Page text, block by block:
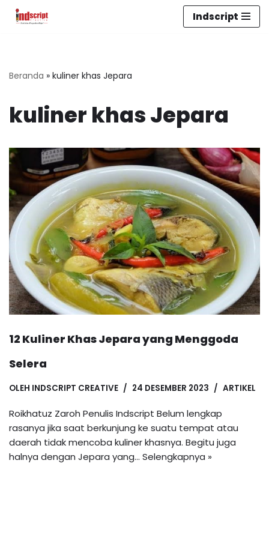
Indscript
Beranda » kuliner khas Jepara
kuliner khas Jepara
12 Kuliner Khas Jepara yang Menggoda
Selera
OLEH INDSCRIPT CREATIVE 24 DESEMBER 2023 ARTIKEL
Roikhatuz Zaroh Penulis Indscript Belum lengkap
rasanya jika saat berkunjung ke suatu tempat atau
daerah tidak mencoba kuliner khasnya. Begitu juga
halnya dengan Jepara yang… Selengkapnya »